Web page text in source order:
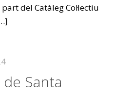
del Catàleg Col·lectiu
de Santa